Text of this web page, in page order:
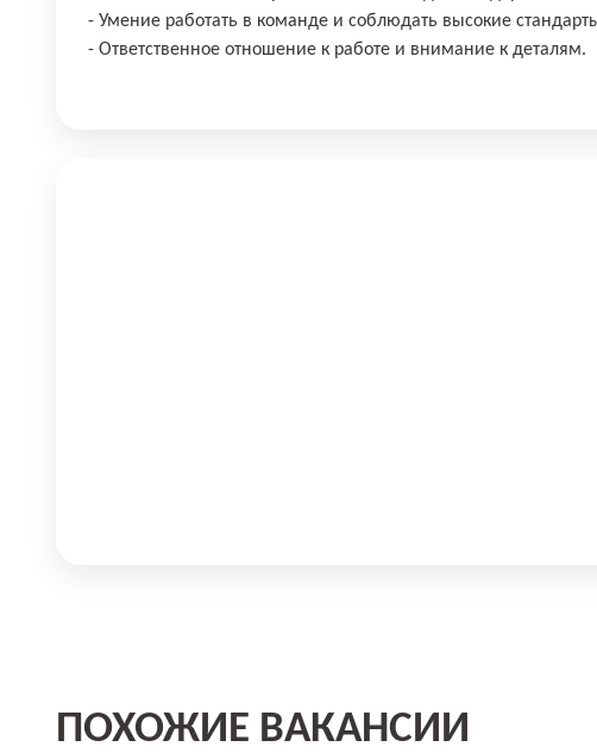
- Умение работать в команде и соблюдать высокие
- Ответственное отношение к работе и внимание к деталям.
ПОХОЖИЕ ВАКАНСИИ